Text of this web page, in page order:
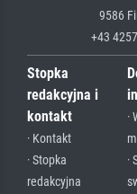
9586
+43
Stopka
redakcyjna i
kontakt
· Kontakt
· Stopka
redakcyjna
·
·